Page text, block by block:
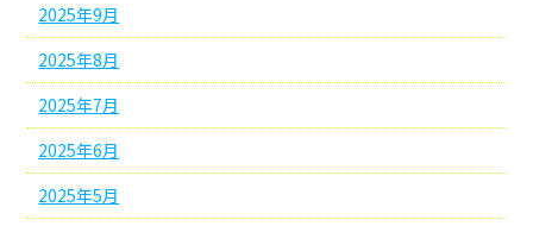
2025年9月
2025年8月
2025年7月
2025年6月
2025年5月